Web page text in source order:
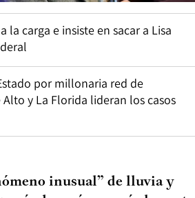
la carga e insiste en sacar a Lisa
por millonaria red de
y La Florida lideran los casos
inusual” de lluvia y